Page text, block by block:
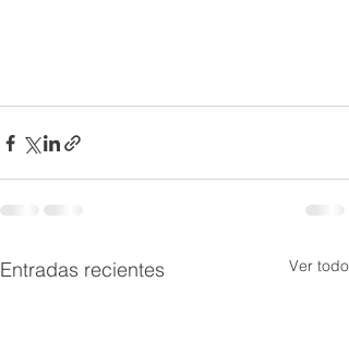
Entradas recientes Ver todo